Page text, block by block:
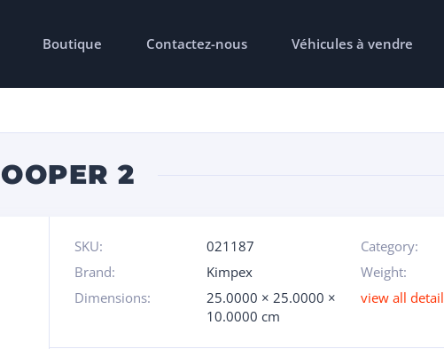
Boutique Contactez-nous Véhicules à vendre
2
SKU: 021187 Category:
Brand:
Kimpex Weight:
Dimensions:
25.0000 × 25.0000 ×
10.0000 cm
view all